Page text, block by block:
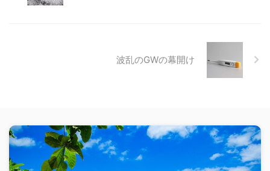
波乱のGWの幕開け